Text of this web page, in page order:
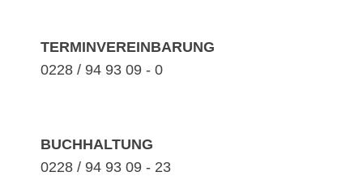
TERMINVEREINBARUNG
0228 / 94 93 09 - 0
BUCHHALTUNG
0228 / 94 93 09 - 23